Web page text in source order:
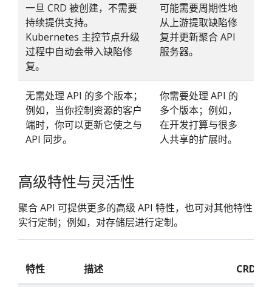
一旦 CRD 被创建，不需要
持续提供支持。
Kubernetes 主控节点升级
过程中自动会带入缺陷修
复。
可能需要周期性地
从上游提取缺陷修
复并更新聚合 API
服务器。
无需处理 API 的多个版本；
例如，当你控制资源的客户
端时，你可以更新它使之与
API 同步。
你需要处理 API 的
多个版本；例如，
在开发打算与很多
人共享的扩展时。
高级特性与灵活性
聚合 API 可提供更多的高级 API 特性，也可对其他特性
实行定制；例如，对存储层进行定制。
特性 描述 CRD